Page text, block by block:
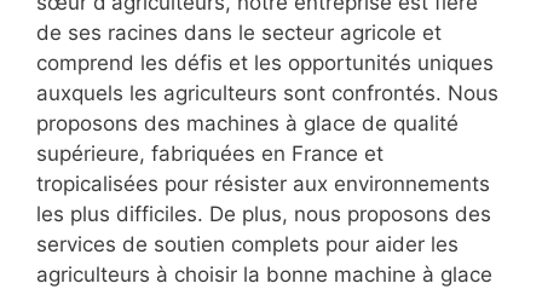
de ses racines dans le secteur agricole et
comprend les défis et les opportunités uniques
auxquels les agriculteurs sont confrontés. Nous
proposons des machines à glace de qualité
supérieure, fabriquées en France et
tropicalisées pour résister aux environnements
les plus difficiles. De plus, nous proposons des
services de soutien complets pour aider les
agriculteurs à choisir la bonne machine à glace